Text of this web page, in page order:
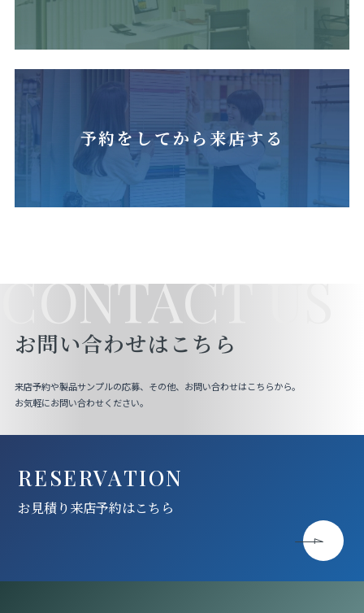
予約をしてから来店する
CONTACT US
お問い合わせはこちら
来店予約や製品サンプルの応募、その他、お問い合わせはこちらから。
お気軽にお問い合わせください。
RESERVATION
お見積り来店予約はこちら